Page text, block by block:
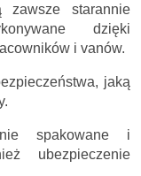
zawsze starannie
dzięki
i vanów.
jaką
spakowane i
ubezpieczenie